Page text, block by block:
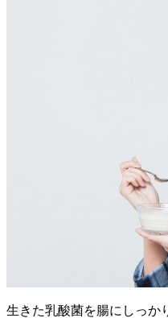
生きた乳酸菌を腸にしっか